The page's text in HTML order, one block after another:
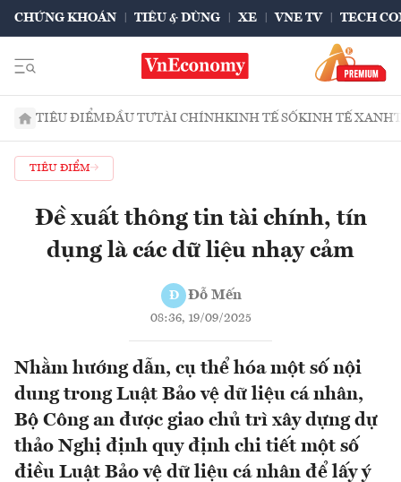
CHỨNG KHOÁN TIÊU & DÙNG XE VNE TV TECH
TIÊU ĐIỂMĐẦU TƯTÀI CHÍNHKINH TẾ SỐKINH TẾ XANH
TIÊU ĐIỂM
Đề xuất thông tin tài chính, tín
dụng là các dữ liệu nhạy cảm
Đ Đỗ Mến
08:36, 19/09/2025
Nhằm hướng dẫn, cụ thể hóa một số nội
dung trong Luật Bảo vệ dữ liệu cá nhân,
Bộ Công an được giao chủ trì xây dựng dự
thảo Nghị định quy định chi tiết một số
điều Luật Bảo vệ dữ liệu cá nhân để lấy ý